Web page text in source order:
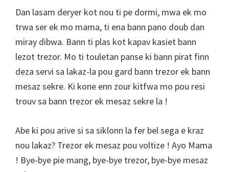
Dan lasam deryer kot nou ti pe dormi, mwa ek mo
trwa ser ek mo mama, ti ena bann pano doub dan
miray dibwa. Bann ti plas kot kapav kasiet bann
lezot trezor. Mo ti touletan panse ki bann pirat finn
deza servi sa lakaz-la pou gard bann trezor ek bann
mesaz sekre. Ki kone enn zour kitfwa mo pou resi
trouv sa bann trezor ek mesaz sekre la !
Abe ki pou arive si sa siklonn la fer bel sega e kraz
nou lakaz? Trezor ek mesaz pou voltize ! Ayo Mama
! Bye-bye pie mang, bye-bye trezor, bye-bye mesaz